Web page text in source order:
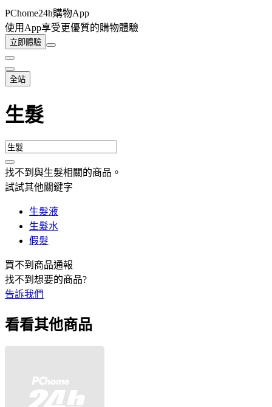
PChome24h購物App
使用App享受更優質的購物體驗
立即體驗
全站
生髮
找不到與生髮相關的商品 。
試試其他關鍵字
生髮液
生髮水
假髮
買不到商品通報
找不到想要的商品?
告訴我們
看看其他商品